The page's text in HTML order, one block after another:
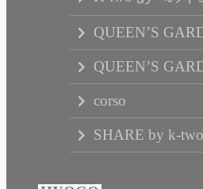
QUEEN’S
QUEEN’S
corso
SHARE by k-two